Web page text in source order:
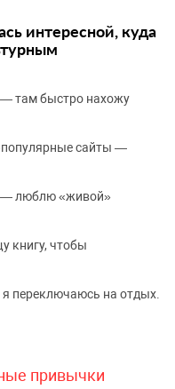
интересной, куда
там быстро нахожу
сайты —
— люблю «живой»
книгу, чтобы
переключаюсь на отдых.
привычки